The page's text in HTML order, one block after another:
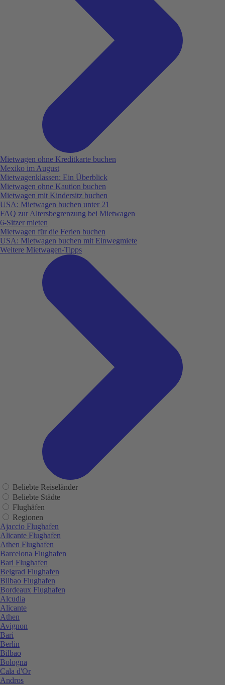
Mietwagen ohne Kreditkarte buchen
Mexiko im August
Mietwagenklassen: Ein Überblick
Mietwagen ohne Kaution buchen
Mietwagen mit Kindersitz buchen
USA: Mietwagen buchen unter 21
FAQ zur Altersbegrenzung bei Mietwagen
6-Sitzer mieten
Mietwagen für die Ferien buchen
USA: Mietwagen buchen mit Einwegmiete
Weitere Mietwagen-Tipps
Beliebte Reiseländer
Beliebte Städte
Flughäfen
Regionen
Ajaccio Flughafen
Alicante Flughafen
Athen Flughafen
Barcelona Flughafen
Bari Flughafen
Belgrad Flughafen
Bilbao Flughafen
Bordeaux Flughafen
Alcudia
Alicante
Athen
Avignon
Bari
Berlin
Bilbao
Bologna
Cala d'Or
Andros